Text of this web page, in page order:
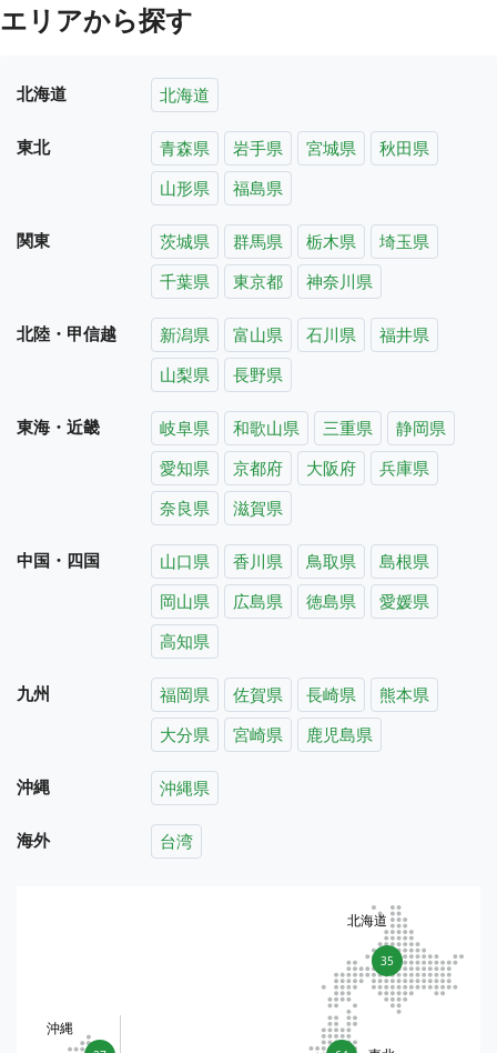
エリアから探す
北海道 北海道
東北 青森県 岩手県 宮城県
秋田県
山形県
福島県
関東 茨城県 群馬県 栃木県
埼玉県
千葉県
東京都 神奈川県
北陸・甲信越 新潟県 富山県 石川県
福井県
山梨県
長野県
東海・近畿 岐阜県 和歌山県 三重県
静岡県
愛知県
京都府 大阪府
兵庫県
奈良県
滋賀県
中国・四国 山口県 香川県 鳥取県
島根県
岡山県
広島県 徳島県
愛媛県
高知県
九州 福岡県 佐賀県 長崎県
熊本県
大分県
宮崎県 鹿児島県
沖縄 沖縄県
海外 台湾
35
北海道
沖縄